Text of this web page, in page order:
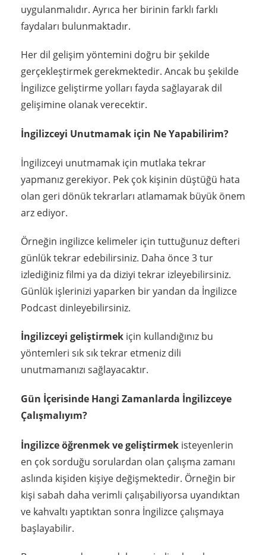
uygulanmalıdır. Ayrıca her birinin farklı farklı
faydaları bulunmaktadır.
Her dil gelişim yöntemini doğru bir şekilde
gerçekleştirmek gerekmektedir. Ancak bu şekilde
İngilizce geliştirme yolları fayda sağlayarak dil
gelişimine olanak verecektir.
İngilizceyi Unutmamak için Ne Yapabilirim?
İngilizceyi unutmamak için mutlaka tekrar
yapmanız gerekiyor. Pek çok kişinin düştüğü hata
olan geri dönük tekrarları atlamamak büyük önem
arz ediyor.
Örneğin ingilizce kelimeler için tuttuğunuz defteri
günlük tekrar edebilirsiniz. Daha önce 3 tur
izlediğiniz filmi ya da diziyi tekrar izleyebilirsiniz.
Günlük işlerinizi yaparken bir yandan da İngilizce
Podcast dinleyebilirsiniz.
İngilizceyi geliştirmek için kullandığınız bu
yöntemleri sık sık tekrar etmeniz dili
unutmamanızı sağlayacaktır.
Gün İçerisinde Hangi Zamanlarda İngilizceye
Çalışmalıyım?
İngilizce öğrenmek ve geliştirmek isteyenlerin
en çok sorduğu sorulardan olan çalışma zamanı
aslında kişiden kişiye değişmektedir. Örneğin bir
kişi sabah daha verimli çalışabiliyorsa uyandıktan
ve kahvaltı yaptıktan sonra İngilizce çalışmaya
başlayabilir.